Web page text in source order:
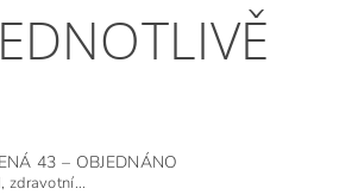
43 – OBJEDNÁNO
zdravotní...